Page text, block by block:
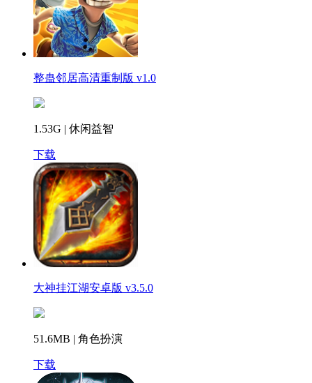
整蛊邻居高清重制版 v1.0
1.53G | 休闲益智
下载
大神挂江湖安卓版 v3.5.0
51.6MB | 角色扮演
下载